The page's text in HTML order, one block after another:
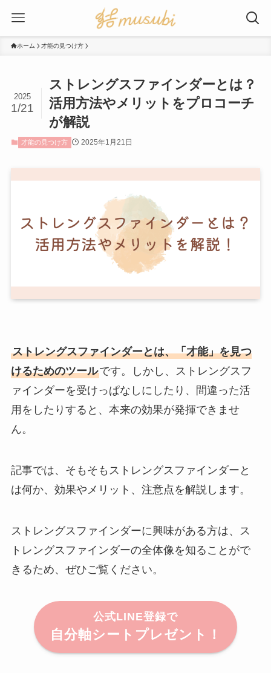
ホーム 才能の見つけ方
ストレングスファインダーとは？
活用方法やメリットをプロコーチ
が解説
2025
1/21
才能の見つけ方 2025年1月21日
ストレングスファインダーとは、「才能」を見つ
けるためのツールです。しかし、ストレングスフ
ァインダーを受けっぱなしにしたり、間違った活
用をしたりすると、本来の効果が発揮できませ
ん。
記事では、そもそもストレングスファインダーと
は何か、効果やメリット、注意点を解説します。
ストレングスファインダーに興味がある方は、ス
トレングスファインダーの全体像を知ることがで
きるため、ぜひご覧ください。
公式LINE登録で
自分軸シートプレゼント！